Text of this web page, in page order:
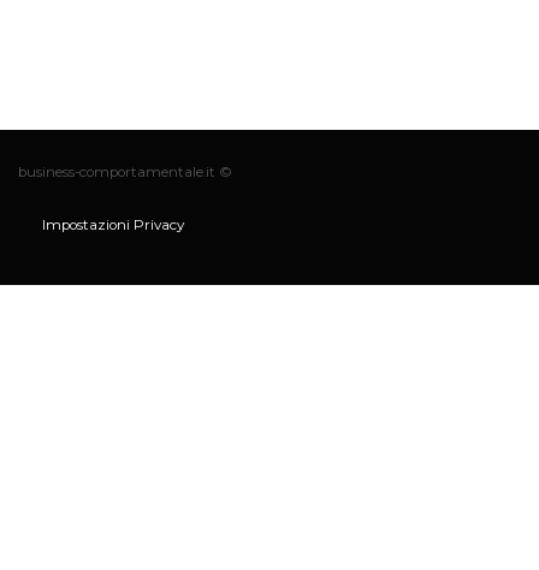
business-comportamentale.it ©
Impostazioni Privacy